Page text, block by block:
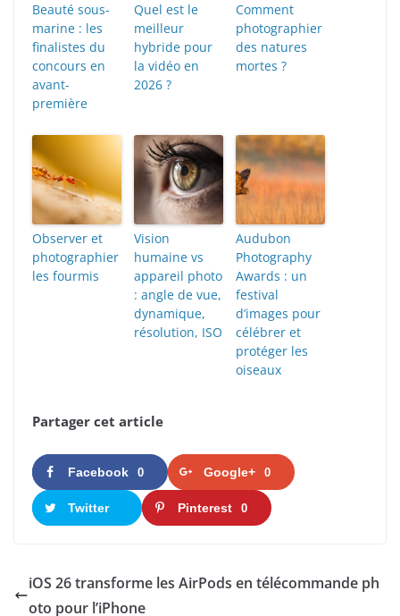
Beauté sous-
marine : les
finalistes du
concours en
avant-
première
Quel est le
meilleur
hybride pour
la vidéo en
2026 ?
Comment
photographier
des natures
mortes ?
Observer et
photographier
les fourmis
Vision
humaine vs
appareil photo
: angle de vue,
dynamique,
résolution, ISO
Audubon
Photography
Awards : un
festival
d’images pour
célébrer et
protéger les
oiseaux
Partager cet article
Facebook 0 Google+ 0
Twitter Pinterest 0
iOS 26 transforme les AirPods en télécommande ph
oto pour l’iPhone